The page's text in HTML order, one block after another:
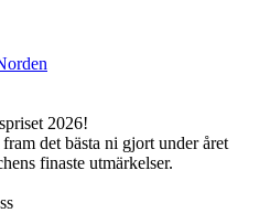
2026!
det bästa ni gjort under året
finaste utmärkelser.